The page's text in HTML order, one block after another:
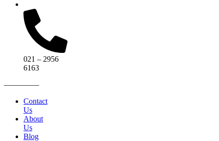
021 – 2956
6163
————–
Contact
Us
About
Us
Blog